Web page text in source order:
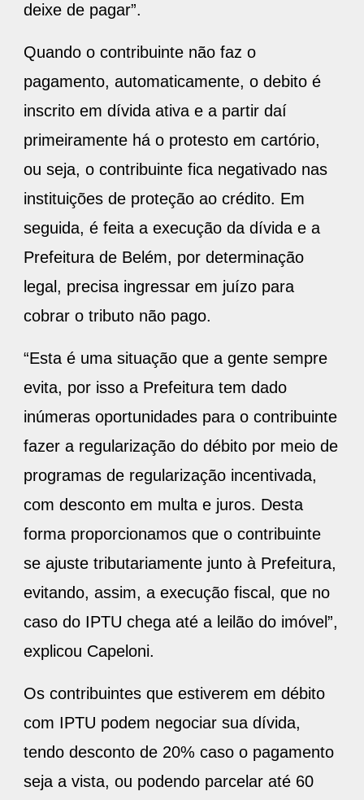
deixe de pagar”.
Quando o contribuinte não faz o
pagamento, automaticamente, o debito é
inscrito em dívida ativa e a partir daí
primeiramente há o protesto em cartório,
ou seja, o contribuinte fica negativado nas
instituições de proteção ao crédito. Em
seguida, é feita a execução da dívida e a
Prefeitura de Belém, por determinação
legal, precisa ingressar em juízo para
cobrar o tributo não pago.
“Esta é uma situação que a gente sempre
evita, por isso a Prefeitura tem dado
inúmeras oportunidades para o contribuinte
fazer a regularização do débito por meio de
programas de regularização incentivada,
com desconto em multa e juros. Desta
forma proporcionamos que o contribuinte
se ajuste tributariamente junto à Prefeitura,
evitando, assim, a execução fiscal, que no
caso do IPTU chega até a leilão do imóvel”,
explicou Capeloni.
Os contribuintes que estiverem em débito
com IPTU podem negociar sua dívida,
tendo desconto de 20% caso o pagamento
seja a vista, ou podendo parcelar até 60